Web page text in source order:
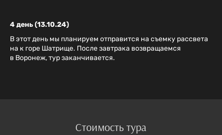
​​​​​4 день (13.10.24)
В этот день мы планируем отправится на съемку рассвета
на к горе Шатрище. После завтрака возвращаемся
в Воронеж, тур заканчивается.
Стоимость тура